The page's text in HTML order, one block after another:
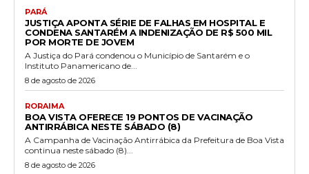
PARÁ
JUSTIÇA APONTA SÉRIE DE FALHAS EM HOSPITAL E
CONDENA SANTARÉM A INDENIZAÇÃO DE R$ 500 MIL
POR MORTE DE JOVEM
A Justiça do Pará condenou o Município de Santarém e o
Instituto Panamericano de...
8 de agosto de 2026
RORAIMA
BOA VISTA OFERECE 19 PONTOS DE VACINAÇÃO
ANTIRRÁBICA NESTE SÁBADO (8)
A Campanha de Vacinação Antirrábica da Prefeitura de Boa Vista
continua neste sábado (8)...
8 de agosto de 2026